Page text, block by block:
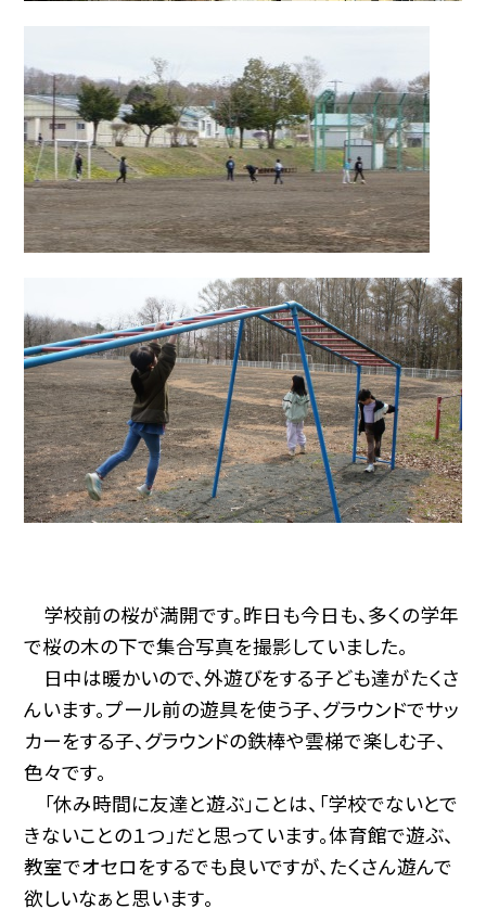
学校前の桜が満開です。昨日も今日も、多くの学年
で桜の木の下で集合写真を撮影していました。
日中は暖かいので、外遊びをする子ども達がたくさ
んいます。プール前の遊具を使う子、グラウンドでサッ
カーをする子、グラウンドの鉄棒や雲梯で楽しむ子、
色々です。
「休み時間に友達と遊ぶ」ことは、「学校でないとで
きないことの１つ」だと思っています。体育館で遊ぶ、
教室でオセロをするでも良いですが、たくさん遊んで
欲しいなぁと思います。